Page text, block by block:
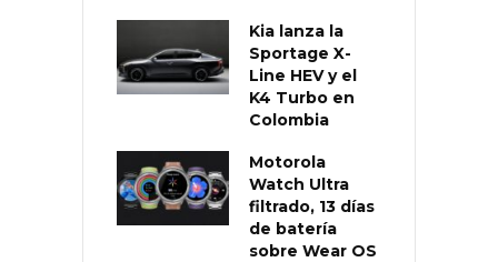
Kia lanza la
Sportage X-
Line HEV y el
K4 Turbo en
Colombia
Motorola
Watch Ultra
filtrado, 13 días
de batería
sobre Wear OS